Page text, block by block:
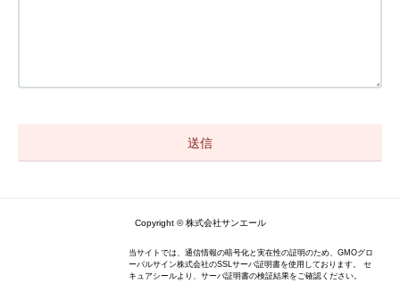
Copyright © 株式会社サンエール
当サイトでは、通信情報の暗号化と実在性の証明のため、GMOグロ
ーバルサイン株式会社のSSLサーバ証明書を使用しております。 セ
キュアシールより、サーバ証明書の検証結果をご確認ください。